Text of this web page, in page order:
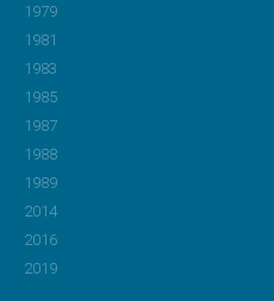
1979
1981
1983
1985
1987
1988
1989
2014
2016
2019